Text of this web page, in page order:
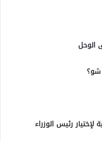
الوحل
شو؟
رئيس الوزراء